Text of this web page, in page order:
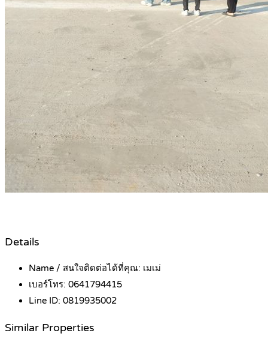
Details
Name / สนใจติดต่อได้ที่คุณ: เมเม่
เบอร์โทร: 0641794415
Line ID: 0819935002
Similar Properties